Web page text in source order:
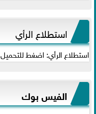
استطلاع الرأي
استطلاع الرأي: اضغط للتحميل
الفيس بوك